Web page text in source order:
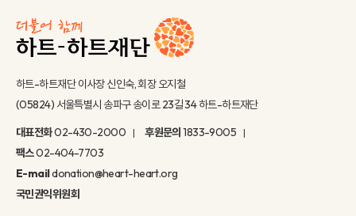
하트-하트재단 이사장 신인숙, 회장 오지철
(05824) 서울특별시 송파구 송이로 23길 34 하트-하트재단
대표전화02-430-2000 후원문의1833-9005
팩스02-404-7703
E-maildonation@heart-heart.org
국민권익위원회